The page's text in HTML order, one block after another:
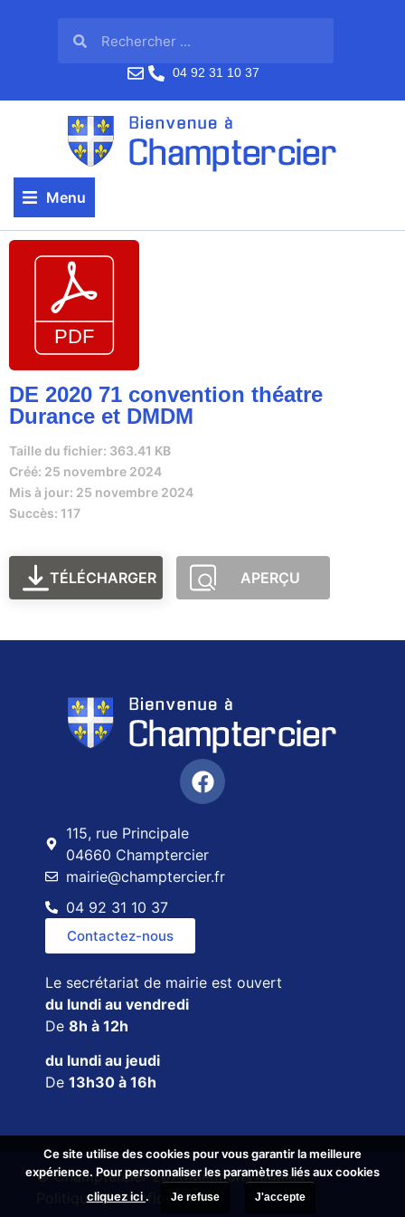
04 92 31 10 37
Menu
DE 2020 71 convention théatre
Durance et DMDM
Taille du fichier: 363.41 KB
Créé: 25 novembre 2024
Mis à jour: 25 novembre 2024
Succès: 117
TÉLÉCHARGER APERÇU
115, rue Principale
04660 Champtercier
mairie@champtercier.fr
04 92 31 10 37
Contactez-nous
Le secrétariat de mairie est ouvert
du lundi au vendredi
De 8h à 12h
du lundi au jeudi
De 13h30 à 16h
© Champtercier 2026Mentions légales
Politique de confidentialité
Ce site utilise des cookies pour vous garantir la meilleure
expérience. Pour personnaliser les paramètres liés aux cookies
cliquez ici . Je refuse J'accepte
Ce site utilise des cookies pour vous garantir la meilleure
expérience. Pour personnaliser les paramètres liés aux cookies
cliquez ici . Je refuse J'accepte